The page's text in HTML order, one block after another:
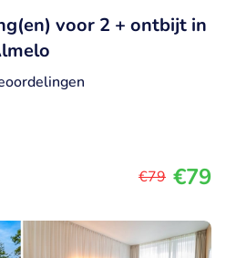
voor 2 + ontbijt in
€79 €79